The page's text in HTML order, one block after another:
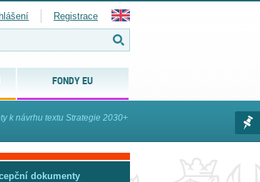
FONDY EU
Registrace
k návrhu textu Strategie 2030+
dokumenty